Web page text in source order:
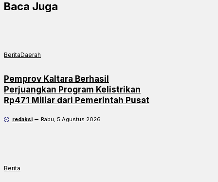
Baca Juga
BeritaDaerah
Pemprov Kaltara Berhasil
Perjuangkan Program Kelistrikan
Rp471 Miliar dari Pemerintah Pusat
redaksi Rabu, 5 Agustus 2026
Berita